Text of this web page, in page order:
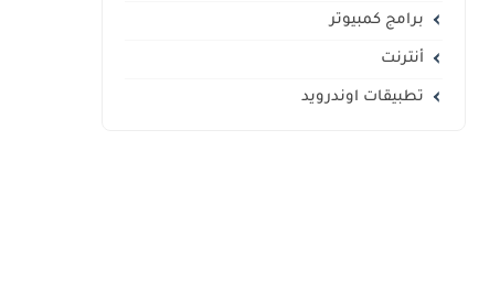
برامج كمبيوتر
أنترنت
تطبيقات اوندرويد